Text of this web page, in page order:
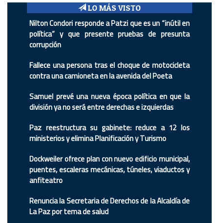
LO MÁS VISTO
Nilton Condori responde a Patzi que es un “inútil en
política” y que presente pruebas de presunta
corrupción
Fallece una persona tras el choque de motocicleta
contra una camioneta en la avenida del Poeta
Samuel prevé una nueva época política en que la
división ya no será entre derechas e izquierdas
Paz reestructura su gabinete: reduce a 12 los
ministerios y elimina Planificación y Turismo
Dockweiler ofrece plan con nuevo edificio municipal,
puentes, escaleras mecánicas, túneles, viaductos y
anfiteatro
Renuncia la Secretaria de Derechos de la Alcaldía de
La Paz por tema de salud